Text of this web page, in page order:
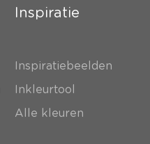
Inspiratie
Inspiratiebeelden
Inkleurtool
Alle kleuren